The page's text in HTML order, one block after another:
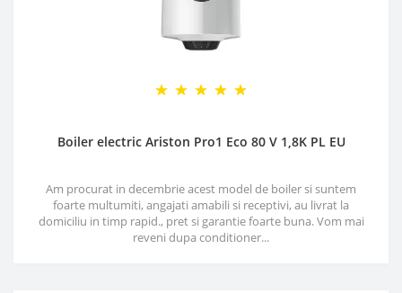
Boiler electric Ariston Pro1 Eco 80 V 1,8K PL EU
Am procurat in decembrie acest model de boiler si suntem
foarte multumiti, angajati amabili si receptivi, au livrat la
domiciliu in timp rapid., pret si garantie foarte buna. Vom mai
reveni dupa conditioner...